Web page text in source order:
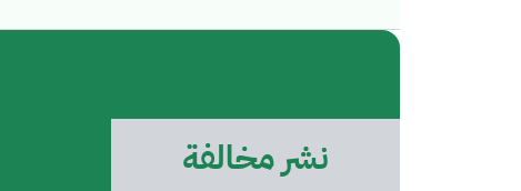
نشر مخالفة